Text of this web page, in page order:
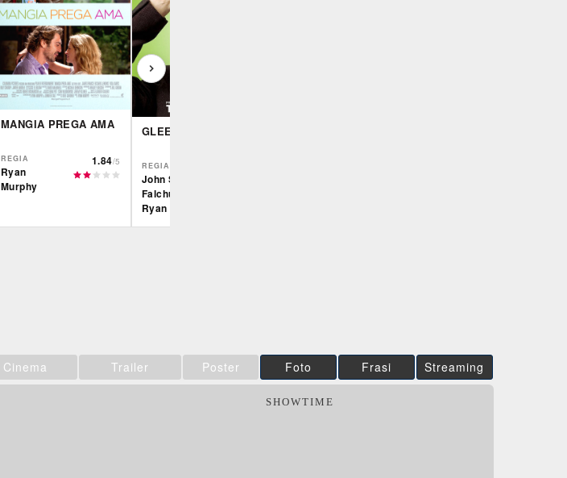
MANGIA PREGA AMA
REGIA
Ryan
Murphy
1.84/5
GLEE
REGIA
John Scott (IV), Brad
Falchuk, Elodie Keene,
Ryan Murphy
Cinema Trailer Poster Foto Frasi Streaming
SHOWTIME